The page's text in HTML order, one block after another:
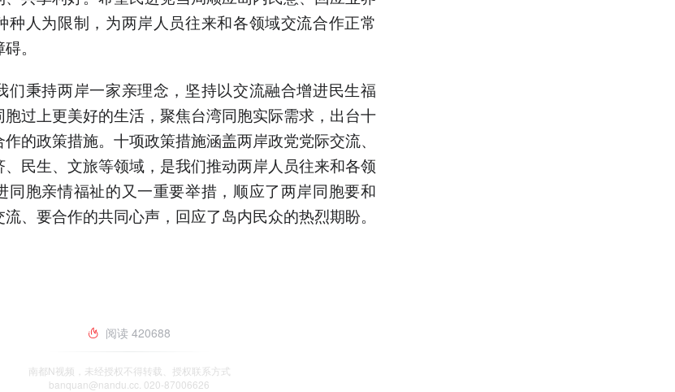
种人为限制，为两岸人员往来和各领域交流合作正常
。
们秉持两岸一家亲理念，坚持以交流融合增进民生福
过上更美好的生活，聚焦台湾同胞实际需求，出台十
的政策措施。十项政策措施涵盖两岸政党党际交流、
民生、文旅等领域，是我们推动两岸人员往来和各领
同胞亲情福祉的又一重要举措，顺应了两岸同胞要和
、要合作的共同心声，回应了岛内民众的热烈期盼。
阅读 420688
南都N视频，未经授权不得转载、授权联系方式
banquan@nandu.cc. 020-87006626